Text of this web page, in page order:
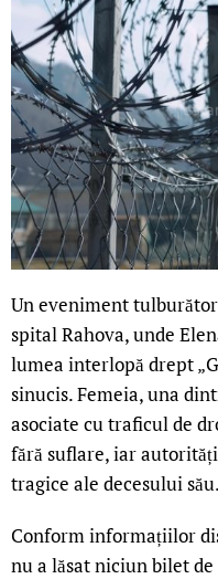
Un eveniment
spital Rahova, unde
lumea interlopă drept
sinucis. Femeia, una
asociate cu traficul de
fără suflare, iar
tragice ale decesului său.
Conform informațiilor
nu a lăsat niciun bilet